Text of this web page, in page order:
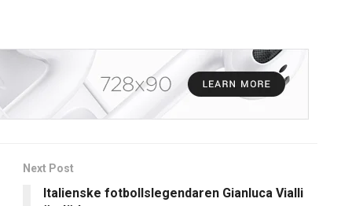
Next Post
Italienske fotbollslegendaren Gianluca Vialli